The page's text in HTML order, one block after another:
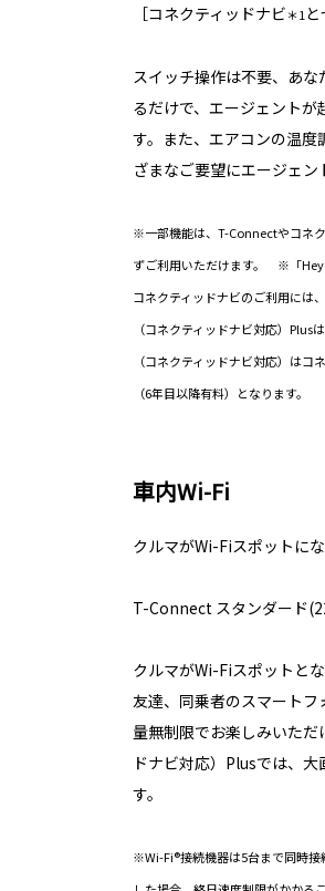
［コネクティッドナビ＊1 と
スイッチ操作は不要、あ
るだけで、エージェント
す。また、エアコンの温度
ざまなご要望にエージェン
※一部機能は、T-Connectやコネ
ずご利用いただけます。 ※「
コネクティッドナビのご利用には
（コネクティッドナビ対応）
（コネクティッドナビ対応）は
（6年目以降有料）となります。
車内Wi-Fi
クルマがWi-Fiスポットにな
T-Connect スタンダード
クルマがWi-Fiスポットと
友達、同乗者のスマート
量無制限でお楽しみいただ
ドナビ対応）Plusでは、
す。
※Wi-Fi®接続機器は5台まで同時